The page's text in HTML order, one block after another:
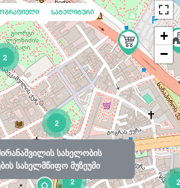
სახელობის
სახელმწიფო მუზეუმი
2
2
2
2
+
−
სატელიტური